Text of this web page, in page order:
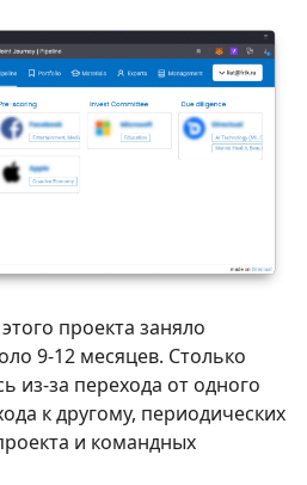
проекта заняло
9-12 месяцев. Столько
из-за перехода от одного
к другому, периодических
и командных